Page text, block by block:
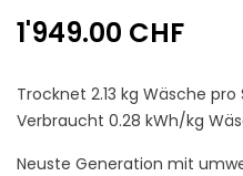
1'949.00 CHF
Trocknet 2.13 kg Wäsche pro
Verbraucht 0.28 kWh/kg
Neuste Generation mit